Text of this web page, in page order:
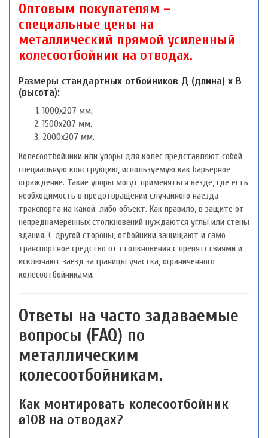
Оптовым покупателям –
специальные цены на
металлический прямой усиленный
колесоотбойник на отводах.
Размеры стандартных отбойников Д (длина) х В
(высота):
1000х207 мм.
1500х207 мм.
2000х207 мм.
Колесоотбойники или упоры для колес представляют собой
специальную конструкцию, используемую как барьерное
ограждение. Такие упоры могут применяться везде, где есть
необходимость в предотвращении случайного наезда
транспорта на какой-либо объект. Как правило, в защите от
непреднамеренных столкновений нуждаются углы или стены
здания. С другой стороны, отбойники защищают и само
транспортное средство от столкновения с препятствиями и
исключают заезд за границы участка, ограниченного
колесоотбойниками.
Ответы на часто задаваемые
вопросы (FAQ) по
металлическим
колесоотбойникам.
Как монтировать колесоотбойник
ø108 на отводах?